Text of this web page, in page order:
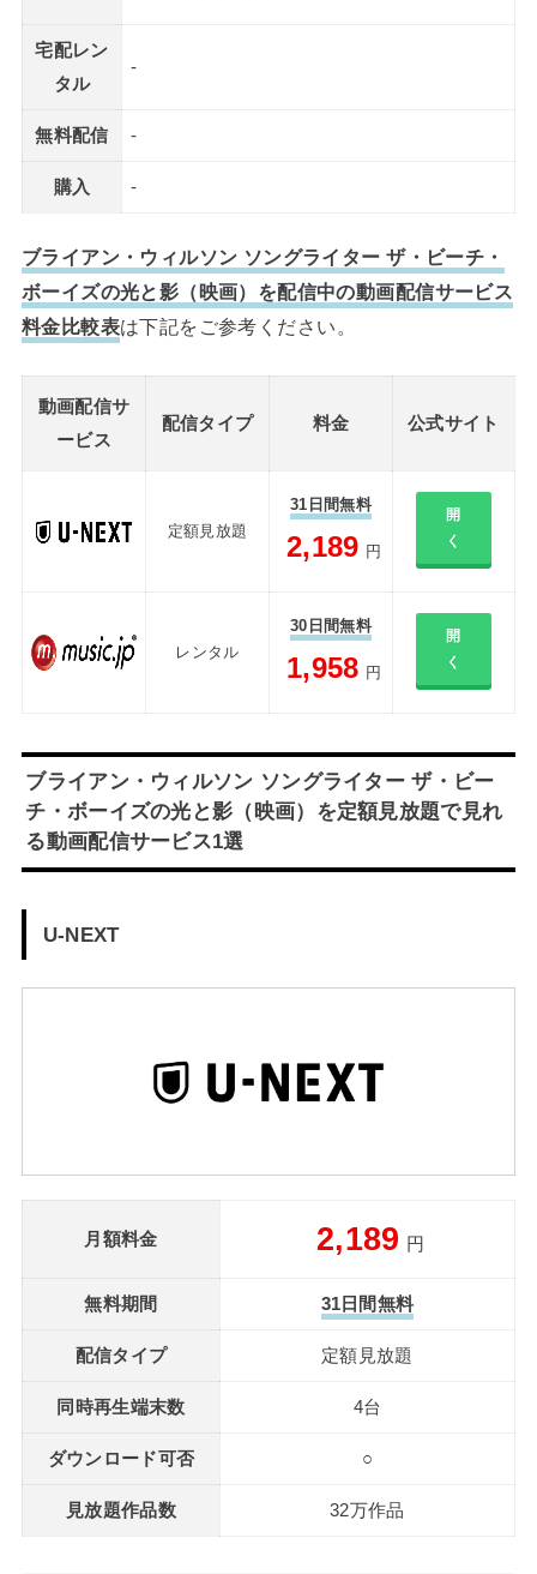
宅配レン
タル
-
無料配信 -
購入 -
ブライアン・ウィルソン ソングライター ザ・ビーチ・
ボーイズの光と影（映画）を配信中の動画配信サービス
料金比較表は下記をご参考ください。
動画配信サ
ービス
配信タイプ 料金 公式サイト
定額見放題
31日間無料
2,189 円
開
く
レンタル
30日間無料
1,958 円
開
く
ブライアン・ウィルソン ソングライター ザ・ビー
チ・ボーイズの光と影（映画）を定額見放題で見れ
る動画配信サービス1選
U-NEXT
月額料金 2,189 円
無料期間 31日間無料
配信タイプ 定額見放題
同時再生端末数 4台
ダウンロード可否 ○
見放題作品数 32万作品